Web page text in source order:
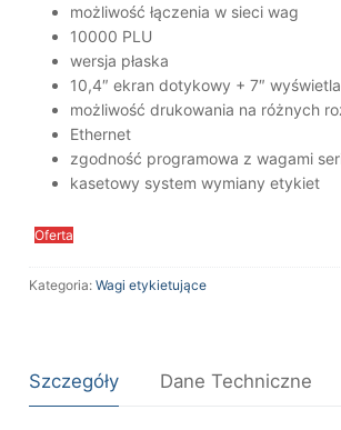
możliwość łączenia w sieci wag
10000 PLU
wersja płaska
10,4″ ekran dotykowy + 7″
możliwość drukowania na różnych
Ethernet
zgodność programowa z wagami
kasetowy system wymiany etykiet
Oferta
Kategoria: Wagi etykietujące
Szczegóły Dane Techniczne